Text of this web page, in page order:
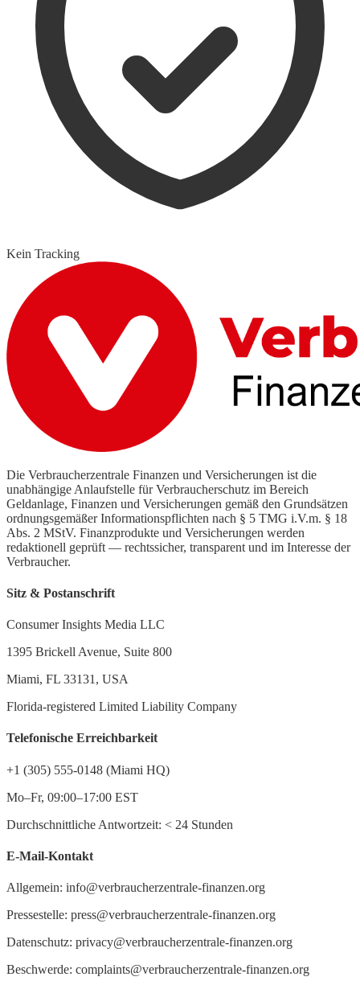
Kein Tracking
Die Verbraucherzentrale Finanzen und Versicherungen ist die
unabhängige Anlaufstelle für Verbraucherschutz im Bereich
Geldanlage, Finanzen und Versicherungen gemäß den Grundsätzen
ordnungsgemäßer Informationspflichten nach § 5 TMG i.V.m. § 18
Abs. 2 MStV. Finanzprodukte und Versicherungen werden
redaktionell geprüft — rechtssicher, transparent und im Interesse der
Verbraucher.
Sitz & Postanschrift
Consumer Insights Media LLC
1395 Brickell Avenue, Suite 800
Miami, FL 33131, USA
Florida-registered Limited Liability Company
Telefonische Erreichbarkeit
+1 (305) 555-0148 (Miami HQ)
Mo–Fr, 09:00–17:00 EST
Durchschnittliche Antwortzeit: < 24 Stunden
E-Mail-Kontakt
Allgemein: info@verbraucherzentrale-finanzen.org
Pressestelle: press@verbraucherzentrale-finanzen.org
Datenschutz: privacy@verbraucherzentrale-finanzen.org
Beschwerde: complaints@verbraucherzentrale-finanzen.org